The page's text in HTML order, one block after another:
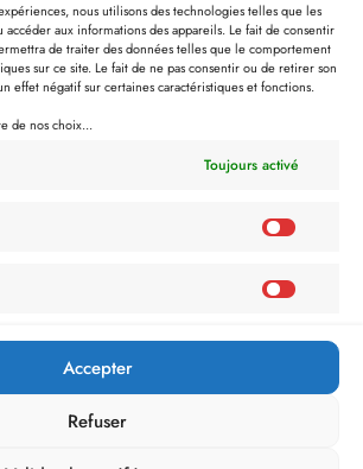
nous utilisons des technologies telles que les
aux informations des appareils. Le fait de consentir
de traiter des données telles que le comportement
sur ce site. Le fait de ne pas consentir ou de retirer son
effet négatif sur certaines caractéristiques et fonctions.
de nos choix...
Toujours activé
Accepter
Refuser